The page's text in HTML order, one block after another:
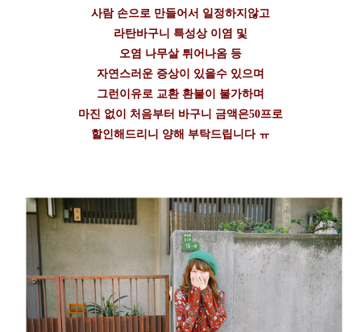
사람 손으로 만들어서 일정하지않고
라탄바구니 특성상 이염 및
오염 나무살 튀어나옴 등
자연스러운 증상이 있을수 있으며
그런이유로 교환 환불이 불가하며
마진 없이 처음부터 바구니 금액은50프로
할인해드리니 양해 부탁드립니다 ㅠ